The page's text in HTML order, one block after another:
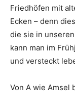
Friedhöfen mit
Ecken – denn
die sie in
kann man im
und versteckt
Von A wie Amsel